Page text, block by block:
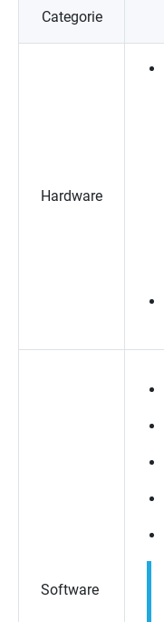
Categorie
Hardware
Software